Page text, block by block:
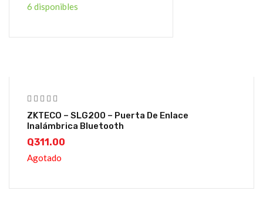
6 disponibles
ZKTECO – SLG200 – Puerta De Enlace
Inalámbrica Bluetooth
Q311.00
Agotado